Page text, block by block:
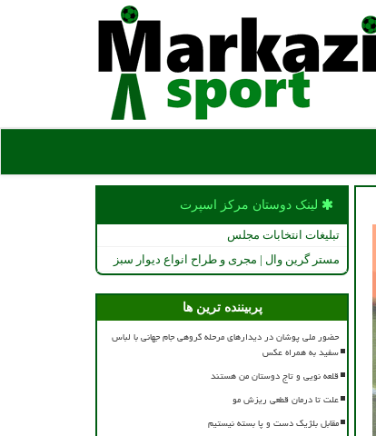
لینک دوستان مركز اسپرت
تبلیغات انتخابات مجلس
مستر گرین وال | مجری و طراح انواع دیوار سبز
پربیننده ترین ها
حضور ملی پوشان در دیدارهای مرحله گروهی جام جهانی با لباس
سفید به همراه عکس
قلعه نویی و تاج دوستان من هستند
علت تا درمان قطعی ریزش مو
مقابل بلژیک دست و پا بسته نیستیم